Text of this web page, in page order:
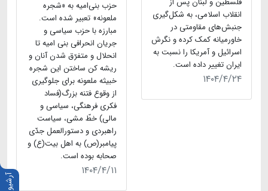
آرشیو
انقلاب اسلامی، به شکل‌گیری
جنبش‌های مقاومتی در
خاورمیانه کمک کرده و نگرش
اسرائیل و آمریکا را نسبت به
ایران تغییر داده است.
۱۴۰۴/۴/۲۴
حزب بنی‌امیه به «شجره
ملعونه» تعبیر شده است.
مبارزه با حزب سیاسی و
جریان انحرافی بنی ­امیه تا
انحلال و متفرّق شدن آنان و
ریشه ­کن ساختن این شجره
خبیثه ملعونه برای جلوگیری
از وقوع فتنه بزرگ(فساد
فکری­ فرهنگی، سیاسی و
مالی) خطّ مشی، سیاست
راهبردی و دستورالعمل جدّی
پیامبر(ص) به اهل­ بیت(ع) و
صحابه بوده است.
۱۴۰۴/۴/۱۱